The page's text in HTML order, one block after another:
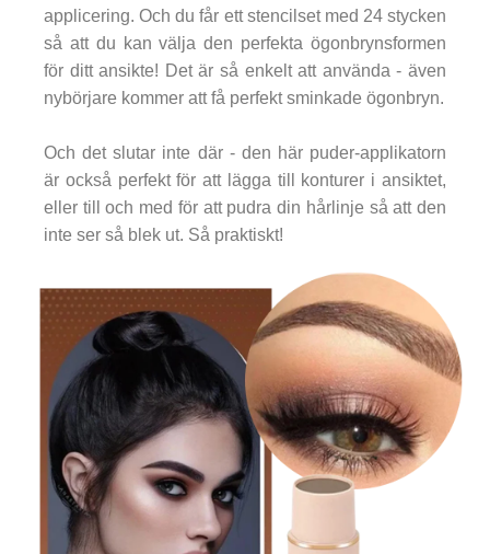
applicering. Och du får ett stencilset med 24 stycken
så att du kan välja den perfekta ögonbrynsformen
för ditt ansikte! Det är så enkelt att använda - även
nybörjare kommer att få perfekt sminkade ögonbryn.
Och det slutar inte där - den här puder-applikatorn
är också perfekt för att lägga till konturer i ansiktet,
eller till och med för att pudra din hårlinje så att den
inte ser så blek ut. Så praktiskt!